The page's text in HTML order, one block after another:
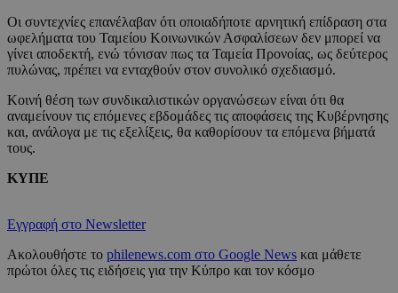
Οι συντεχνίες επανέλαβαν ότι οποιαδήποτε αρνητική επίδραση στα
ωφελήματα του Ταμείου Κοινωνικών Ασφαλίσεων δεν μπορεί να
γίνει αποδεκτή, ενώ τόνισαν πως τα Ταμεία Προνοίας, ως δεύτερος
πυλώνας, πρέπει να ενταχθούν στον συνολικό σχεδιασμό.
Κοινή θέση των συνδικαλιστικών οργανώσεων είναι ότι θα
αναμείνουν τις επόμενες εβδομάδες τις αποφάσεις της Κυβέρνησης
και, ανάλογα με τις εξελίξεις, θα καθορίσουν τα επόμενα βήματά
τους.
ΚΥΠΕ
Εγγραφή στο Newsletter
Ακολουθήστε το philenews.com στο Google News και μάθετε
πρώτοι όλες τις ειδήσεις για την Κύπρο και τον κόσμο